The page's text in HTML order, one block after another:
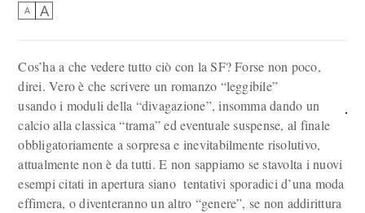
A A
Cos’ha a che vedere tutto ciò con la SF? Forse non poco,
direi. Vero è che scrivere un romanzo “leggibile”
usando i moduli della “divagazione”, insomma dando un
calcio alla classica “trama” ed eventuale suspense, al finale
obbligatoriamente a sorpresa e inevitabilmente risolutivo,
attualmente non è da tutti. E non sappiamo se stavolta i nuovi
esempi citati in apertura siano tentativi sporadici d’una moda
effimera, o diventeranno un altro “genere”, se non addirittura